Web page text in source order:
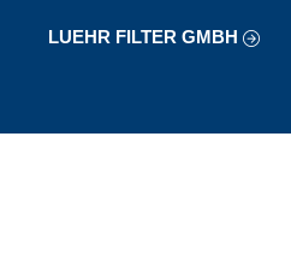
LUEHR FILTER GMBH